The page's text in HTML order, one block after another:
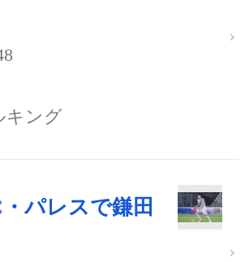
キング
パレスで鎌田